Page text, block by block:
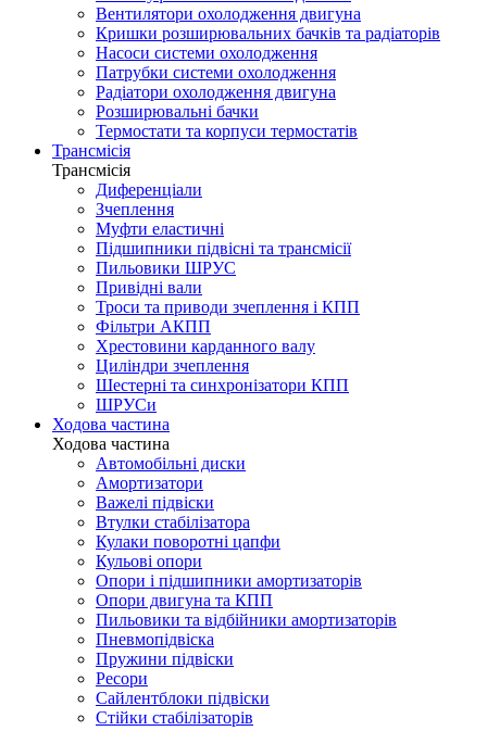
Вентилятори охолодження двигуна
Кришки розширювальних бачків та радіаторів
Насоси системи охолодження
Патрубки системи охолодження
Радіатори охолодження двигуна
Розширювальні бачки
Термостати та корпуси термостатів
Трансмісія
Трансмісія
Диференціали
Зчеплення
Муфти еластичні
Підшипники підвісні та трансмісії
Пильовики ШРУС
Привідні вали
Троси та приводи зчеплення і КПП
Фільтри АКПП
Хрестовини карданного валу
Циліндри зчеплення
Шестерні та синхронізатори КПП
ШРУСи
Ходова частина
Ходова частина
Автомобільні диски
Амортизатори
Важелі підвіски
Втулки стабілізатора
Кулаки поворотні цапфи
Кульові опори
Опори і підшипники амортизаторів
Опори двигуна та КПП
Пильовики та відбійники амортизаторів
Пневмопідвіска
Пружини підвіски
Ресори
Сайлентблоки підвіски
Стійки стабілізаторів